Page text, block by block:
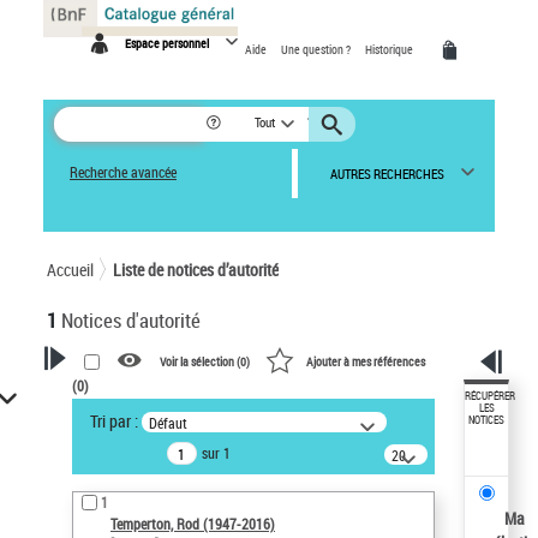
Espace personnel Aide Une question ? Historique
Tout
Recherche avancée AUTRES RECHERCHES
Accueil Liste de notices d’autorité
1 Notices d'autorité
VOTRE RECHERCHE
Recherche avancée dans les
notices d’autorité
Œuvres liées à l'auteur :
Temperton, Rod (1947-2016)
Voir la sélection (0) Ajouter à mes références
(0)
Tri par : Défaut
sur 1
20
résultats/page
1
Temperton, Rod (1947-2016)
RÉCUPÉRER
LES
NOTICES
Ma
Panneau de gestion des cookies